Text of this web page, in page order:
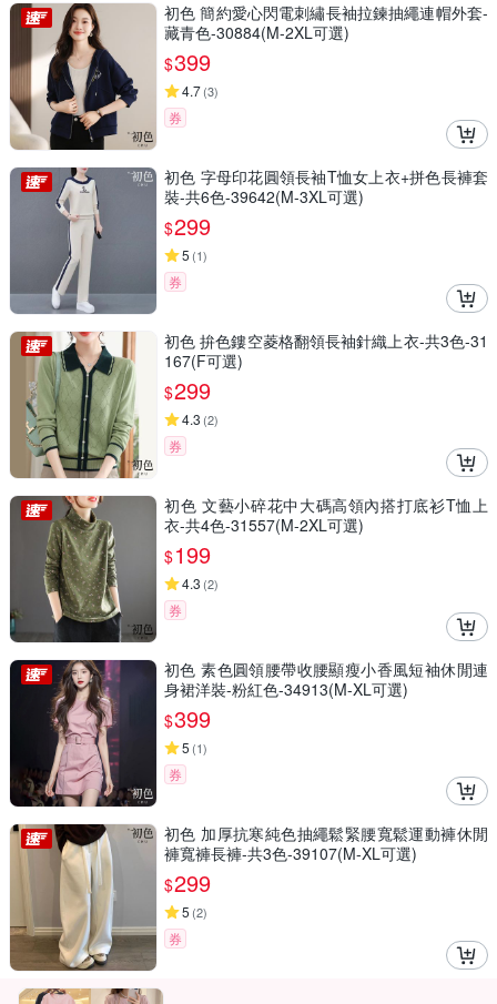
初色 簡約愛心閃電刺繡長袖拉鍊抽繩連帽外套-
藏青色-30884(M-2XL可選)
$399
4.7(3)
券
初色 字母印花圓領長袖T恤女上衣+拼色長褲套
裝-共6色-39642(M-3XL可選)
$299
5 (1)
券
初色 拚色鏤空菱格翻領長袖針織上衣-共3色-31
167(F可選)
$299
4.3 (2)
券
初色 文藝小碎花中大碼高領內搭打底衫T恤上
衣-共4色-31557(M-2XL可選)
$199
4.3 (2)
券
初色 素色圓領腰帶收腰顯瘦小香風短袖休閒連
身裙洋裝-粉紅色-34913(M-XL可選)
$399
5 (1)
券
初色 加厚抗寒純色抽繩鬆緊腰寬鬆運動褲休閒
褲寬褲長褲-共3色-39107(M-XL可選)
$299
5 (2)
券